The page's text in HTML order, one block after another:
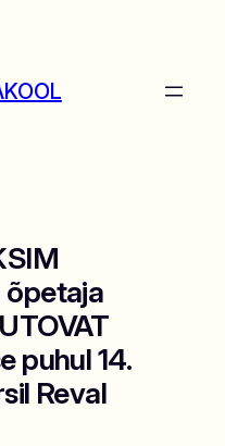
õpetaja
puhul 14.
Reval